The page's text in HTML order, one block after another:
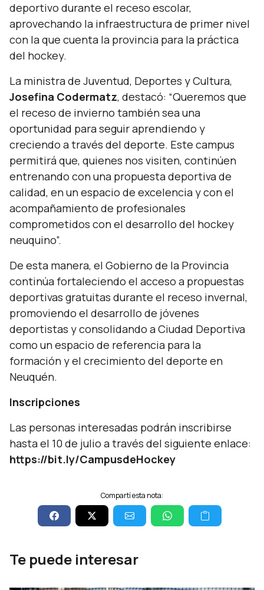
deportivo durante el receso escolar,
aprovechando la infraestructura de primer nivel
con la que cuenta la provincia para la práctica
del hockey.
La ministra de Juventud, Deportes y Cultura,
Josefina Codermatz, destacó: “Queremos que
el receso de invierno también sea una
oportunidad para seguir aprendiendo y
creciendo a través del deporte. Este campus
permitirá que, quienes nos visiten, continúen
entrenando con una propuesta deportiva de
calidad, en un espacio de excelencia y con el
acompañamiento de profesionales
comprometidos con el desarrollo del hockey
neuquino”.
De esta manera, el Gobierno de la Provincia
continúa fortaleciendo el acceso a propuestas
deportivas gratuitas durante el receso invernal,
promoviendo el desarrollo de jóvenes
deportistas y consolidando a Ciudad Deportiva
como un espacio de referencia para la
formación y el crecimiento del deporte en
Neuquén.
Inscripciones
Las personas interesadas podrán inscribirse
hasta el 10 de julio a través del siguiente enlace:
https://bit.ly/CampusdeHockey
Compartí esta nota:
Te puede interesar